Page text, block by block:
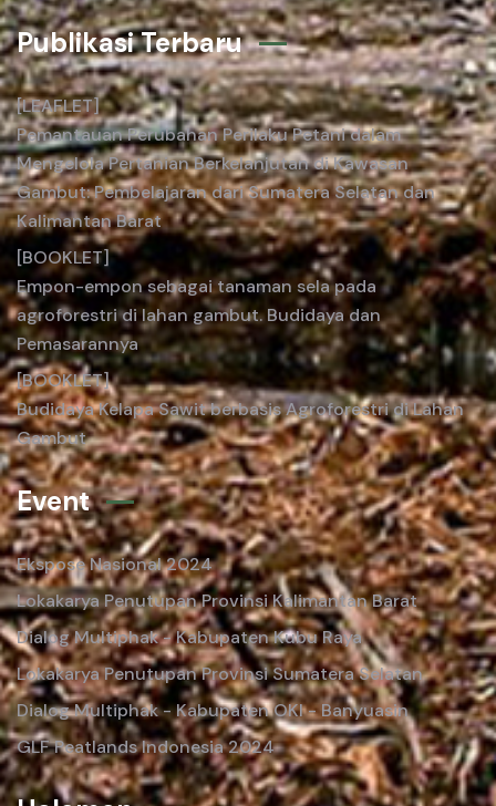
Publikasi Terbaru
[LEAFLET]
Pemantauan Perubahan Perilaku Petani dalam
Mengelola Pertanian Berkelanjutan di Kawasan
Gambut: Pembelajaran dari Sumatera Selatan dan
Kalimantan Barat
[BOOKLET]
Empon-empon sebagai tanaman sela pada
agroforestri di lahan gambut. Budidaya dan
Pemasarannya
[BOOKLET]
Budidaya Kelapa Sawit berbasis Agroforestri di Lahan
Gambut
Event
Ekspose Nasional 2024
Lokakarya Penutupan Provinsi Kalimantan Barat
Dialog Multiphak - Kabupaten Kubu Raya
Lokakarya Penutupan Provinsi Sumatera Selatan
Dialog Multiphak - Kabupaten OKI - Banyuasin
GLF Peatlands Indonesia 2024